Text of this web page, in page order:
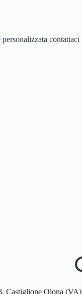
contattaci
Castiglione Olona (VA)